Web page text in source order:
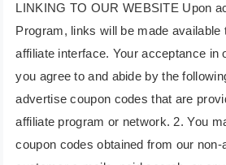
LINKING TO OUR WEBSITE Upon
Program, links will be made available
affiliate interface. Your acceptance in
you agree to and abide by the
advertise coupon codes that are
affiliate program or network. 2. You
coupon codes obtained from our non-